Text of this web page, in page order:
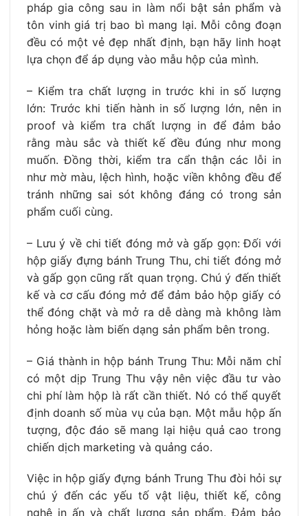
pháp gia công sau in làm nổi bật sản phẩm và
tôn vinh giá trị bao bì mang lại. Mỗi công đoạn
đều có một vẻ đẹp nhất định, bạn hãy linh hoạt
lựa chọn để áp dụng vào mẫu hộp của mình.
– Kiểm tra chất lượng in trước khi in số lượng
lớn: Trước khi tiến hành in số lượng lớn, nên in
proof và kiểm tra chất lượng in để đảm bảo
rằng màu sắc và thiết kế đều đúng như mong
muốn. Đồng thời, kiểm tra cẩn thận các lỗi in
như mờ màu, lệch hình, hoặc viền không đều để
tránh những sai sót không đáng có trong sản
phẩm cuối cùng.
– Lưu ý về chi tiết đóng mở và gấp gọn: Đối với
hộp giấy đựng bánh Trung Thu, chi tiết đóng mở
và gấp gọn cũng rất quan trọng. Chú ý đến thiết
kế và cơ cấu đóng mở để đảm bảo hộp giấy có
thể đóng chặt và mở ra dễ dàng mà không làm
hỏng hoặc làm biến dạng sản phẩm bên trong.
– Giá thành in hộp bánh Trung Thu: Mỗi năm chỉ
có một dịp Trung Thu vậy nên việc đầu tư vào
chi phí làm hộp là rất cần thiết. Nó có thể quyết
định doanh số mùa vụ của bạn. Một mẫu hộp ấn
tượng, độc đáo sẽ mang lại hiệu quả cao trong
chiến dịch marketing và quảng cáo.
Việc in hộp giấy đựng bánh Trung Thu đòi hỏi sự
chú ý đến các yếu tố vật liệu, thiết kế, công
nghệ in ấn và chất lượng sản phẩm. Đảm bảo